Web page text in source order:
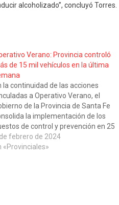
alcoholizado”, concluyó Torres.
Verano: Provincia controló
de 15 mil vehículos en la última
la continuidad de las acciones
a Operativo Verano, el
de la Provincia de Santa Fe
la implementación de los
de control y prevención en 25
estratégicos en accesos, rutas y
del territorio santafesino. En
febrero de 2024
«Provinciales»